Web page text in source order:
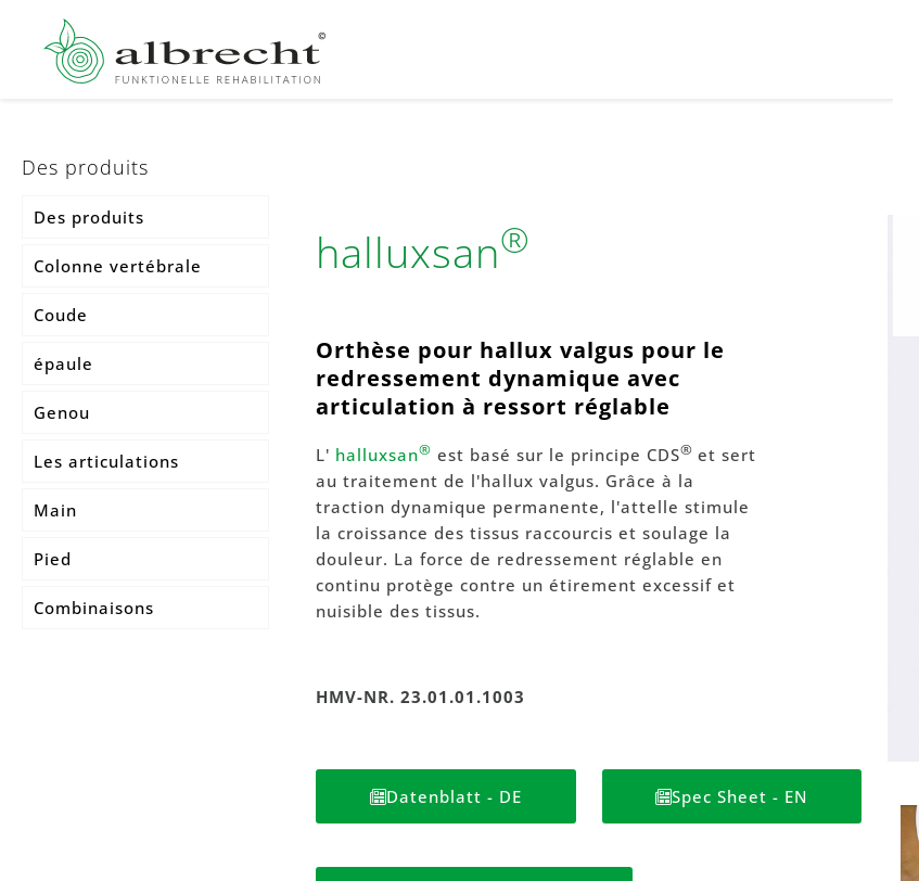
halluxsan®
Orthèse pour hallux valgus pour le
redressement dynamique avec
articulation à ressort réglable
L' halluxsan® est basé sur le principe CDS® et sert
au traitement de l'hallux valgus. Grâce à la
traction dynamique permanente, l'attelle stimule
la croissance des tissus raccourcis et soulage la
douleur. La force de redressement réglable en
continu protège contre un étirement excessif et
nuisible des tissus.
HMV-NR. 23.01.01.1003
Datenblatt - DE Spec Sheet - EN
Des produits
Des produits
Colonne vertébrale
Aperçu des modules
compression du tronc
MKS
Corsets MKS®
MKS® Lumbo
Coude
épaule
Genou
Les articulations
Main
Pied
Combinaisons